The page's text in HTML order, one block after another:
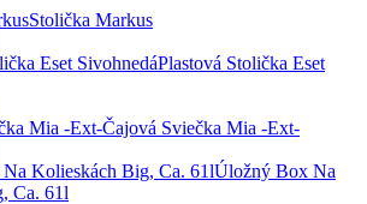
Stolička Markus
Plastová Stolička Eset
Čajová Sviečka Mia -Ext-
Úložný Box Na
Ca. 61l